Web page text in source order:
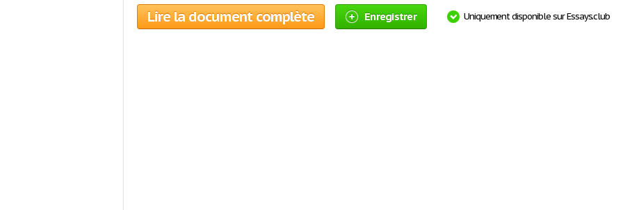
Lire la document complète Enregistrer Uniquement disponible sur Essays.club